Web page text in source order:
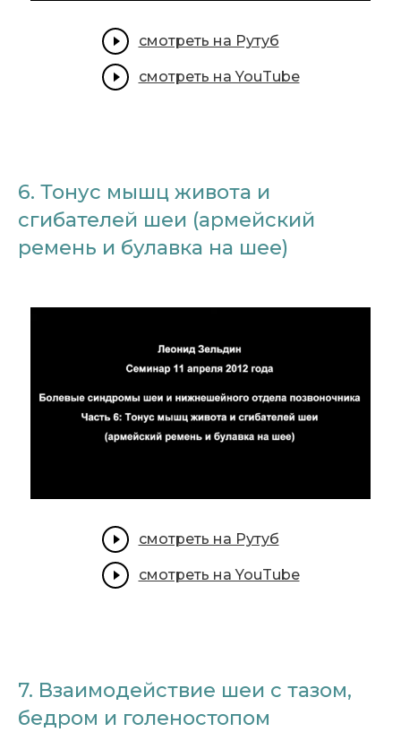
смотреть на Рутуб
смотреть на YouTube
6. Тонус мышц живота и
сгибателей шеи (армейский
ремень и булавка на шее)
смотреть на Рутуб
смотреть на YouTube
7. Взаимодействие шеи с тазом,
бедром и голеностопом